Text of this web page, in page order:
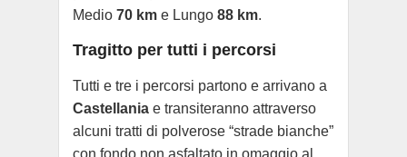
Medio 70 km e Lungo 88 km.
Tragitto per tutti i percorsi
Tutti e tre i percorsi partono e arrivano a
Castellania e transiteranno attraverso
alcuni tratti di polverose “strade bianche”